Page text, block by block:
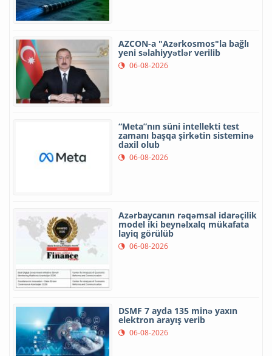
AZCON-a "Azərkosmos"la bağlı
yeni səlahiyyətlər verilib
06-08-2026
“Meta”nın süni intellekti test
zamanı başqa şirkətin sisteminə
daxil olub
06-08-2026
Azərbaycanın rəqəmsal idarəçilik
model iki beynəlxalq mükafata
layiq görülüb
06-08-2026
DSMF 7 ayda 135 minə yaxın
elektron arayış verib
06-08-2026